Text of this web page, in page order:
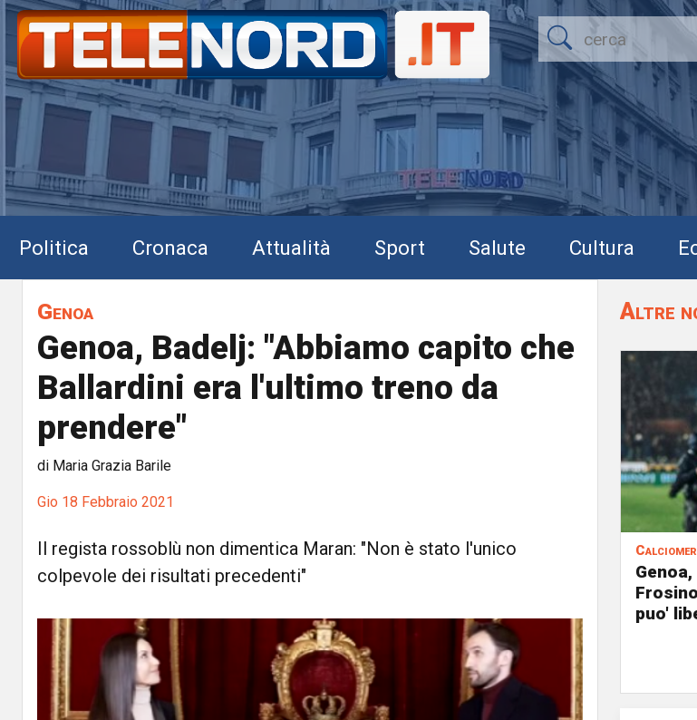
Politica Cronaca Attualità Sport Salute Cultura
Genoa
Genoa, Badelj: "Abbiamo capito che
Ballardini era l'ultimo treno da
prendere"
di Maria Grazia Barile
Gio 18 Febbraio 2021
Il regista rossoblù non dimentica Maran: "Non è stato l'unico
colpevole dei risultati precedenti"
Altre
puo'